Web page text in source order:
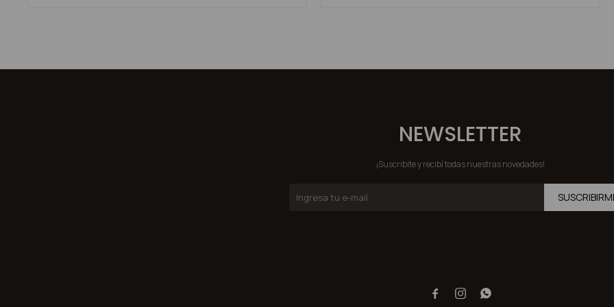
NEWSLETTER
¡Suscribite y recibí todas nuestras novedades!
  